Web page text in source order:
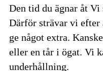
Den tid du ägnar åt Vi
Därför strävar vi efter
ge något extra.
eller en tår i ögat. Vi
underhållning.